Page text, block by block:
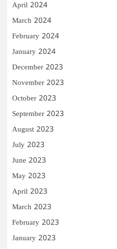
April 2024
March 2024
February 2024
January 2024
December 2023
November 2023
October 2023
September 2023
August 2023
July 2023
June 2023
May 2023
April 2023
March 2023
February 2023
January 2023